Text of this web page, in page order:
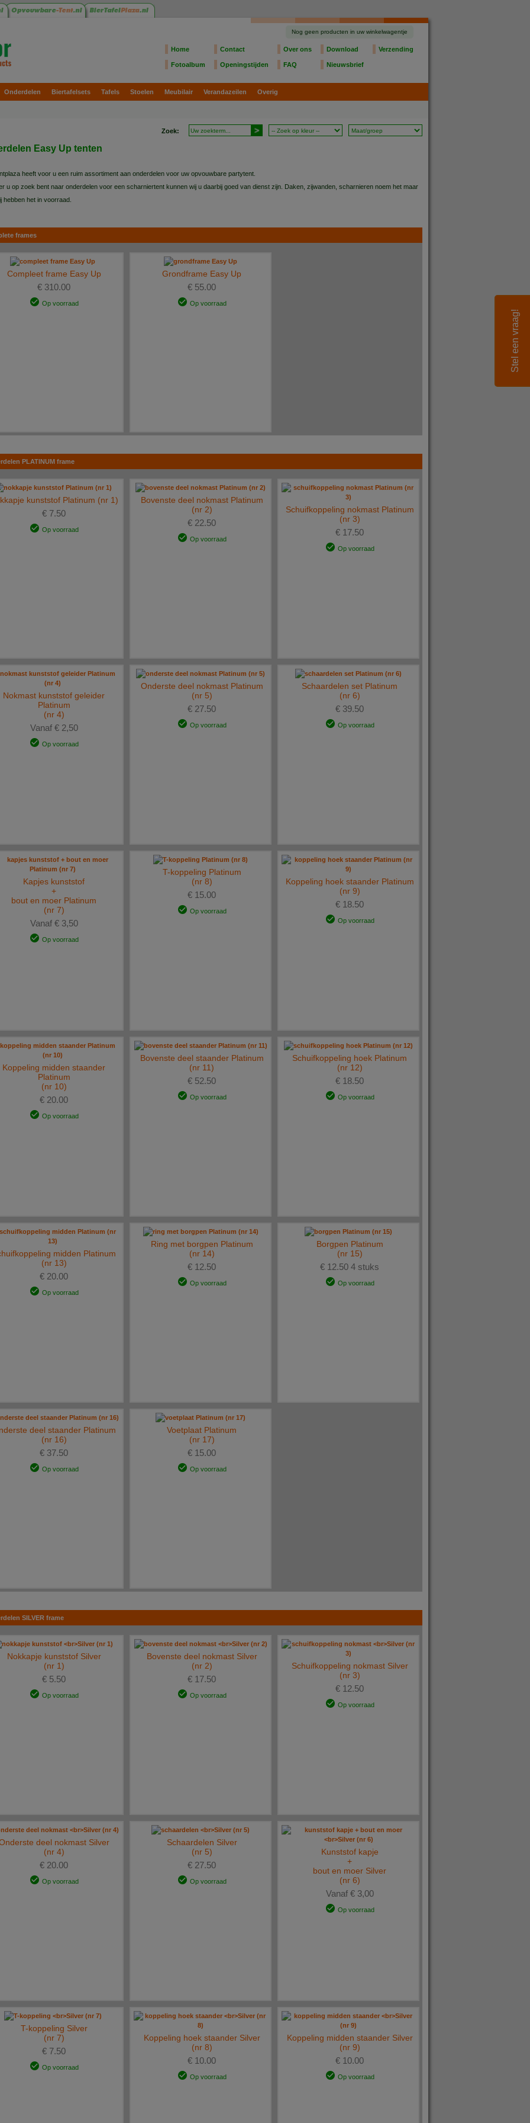
Home Contact Over ons Download Verzending
Fotoalbum Openingstijden FAQ Nieuwsbrief
Nog geen producten in uw winkelwagentje
Onderdelen Biertafelsets Tafels Stoelen Meubilair Verandazeilen Overig
Zoek:
Easy Up tenten
heeft voor u een ruim assortiment aan onderdelen voor uw opvouwbare partytent.
u op zoek bent naar onderdelen voor een scharniertent kunnen wij u daarbij goed van dienst zijn. Daken, zijwanden, scharnieren noem het maar
hebben het in voorraad.
u vragen heeft over een onderdeel of hulp nodig heeft bij het kopen van een partytent zijn wij u graag van dienst. Wij voorzien u graag van de juist
contactmet ons opnemen.
frames
Compleet frame Easy Up
€ 310.00
Op voorraad
Grondframe Easy Up
€ 55.00
Op voorraad
PLATINUM frame
kunststof Platinum (nr 1)
€ 7.50
Op voorraad
Bovenste deel nokmast Platinum
(nr 2)
€ 22.50
Op voorraad
Schuifkoppeling nokmast Platinum
(nr 3)
€ 17.50
Op voorraad
Nokmast kunststof geleider
Platinum
(nr 4)
Vanaf € 2,50
Op voorraad
Onderste deel nokmast Platinum
(nr 5)
€ 27.50
Op voorraad
Schaardelen set Platinum
(nr 6)
€ 39.50
Op voorraad
Kapjes kunststof
+
bout en moer Platinum
(nr 7)
Vanaf € 3,50
Op voorraad
T-koppeling Platinum
(nr 8)
€ 15.00
Op voorraad
Koppeling hoek staander Platinum
(nr 9)
€ 18.50
Op voorraad
Koppeling midden staander
Platinum
(nr 10)
€ 20.00
Op voorraad
Bovenste deel staander Platinum
(nr 11)
€ 52.50
Op voorraad
Schuifkoppeling hoek Platinum
(nr 12)
€ 18.50
Op voorraad
midden Platinum
(nr 13)
€ 20.00
Op voorraad
Ring met borgpen Platinum
(nr 14)
€ 12.50
Op voorraad
Borgpen Platinum
(nr 15)
€ 12.50 4 stuks
Op voorraad
deel staander Platinum
(nr 16)
€ 37.50
Op voorraad
Voetplaat Platinum
(nr 17)
€ 15.00
Op voorraad
SILVER frame
Nokkapje kunststof Silver
(nr 1)
€ 5.50
Op voorraad
Bovenste deel nokmast Silver
(nr 2)
€ 17.50
Op voorraad
Schuifkoppeling nokmast Silver
(nr 3)
€ 12.50
Op voorraad
deel nokmast Silver
(nr 4)
€ 20.00
Op voorraad
Schaardelen Silver
(nr 5)
€ 27.50
Op voorraad
Kunststof kapje
+
bout en moer Silver
(nr 6)
Vanaf € 3,00
Op voorraad
T-koppeling Silver
(nr 7)
€ 7.50
Op voorraad
Koppeling hoek staander Silver
(nr 8)
€ 10.00
Op voorraad
Koppeling midden staander Silver
(nr 9)
€ 10.00
Op voorraad
Stel een vraag!